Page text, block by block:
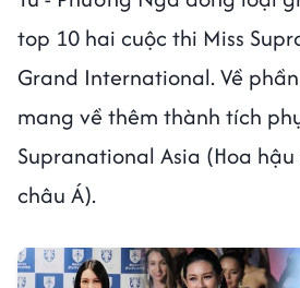
top 10 hai cuộc thi Miss
Grand International. Về
mang về thêm thành tích
Supranational Asia (Hoa
châu Á).